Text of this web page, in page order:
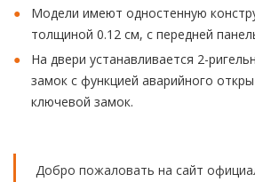
Модели имеют одностенную
толщиной 0.12 см, с передней
На двери устанавливается 2-
замок с функцией аварийного
ключевой замок.
Добро пожаловать на сайт